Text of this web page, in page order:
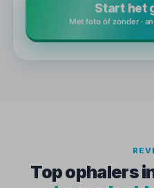
Start het
Met foto óf zonder ·
Top ophalers